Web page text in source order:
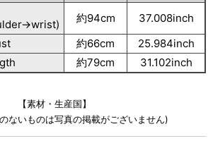
約94cm
37.008inch
約66cm
25.984inch
約79cm 31.102inch
【素材・生産国】
ないものは写真の掲載がございません)